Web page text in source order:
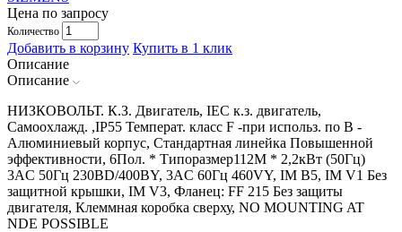
Цена по запросу
Количество
Добавить в корзину Купить в 1 клик
Описание
Описание
НИЗКОВОЛЬТ. К.З. Двигатель, IEC к.з. двигатель,
Самоохлажд. ,IP55 Температ. класс F -при использ. по B -
Алюминиевый корпус, Стандартная линейка Повышенной
эффективности, 6Пол. * Типоразмер112M * 2,2кВт (50Гц)
3AC 50Гц 230ВD/400ВY, 3AC 60Гц 460VY, IM B5, IM V1 Без
защитной крышки, IM V3, Фланец: FF 215 Без защиты
двигателя, Клеммная коробка сверху, NO MOUNTING AT
NDE POSSIBLE